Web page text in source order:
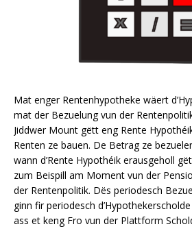
Mat enger Rentenhypotheke wäert
mat der Bezuelung vun der
Jiddwer Mount gëtt eng Rente
Renten ze bauen. De Betrag ze
wann d’Rente Hypothéik erausgeholl
zum Beispill am Moment vun der
der Rentenpolitik. Dës periodesch
ginn fir periodesch
ass et keng Fro vun der Plattform